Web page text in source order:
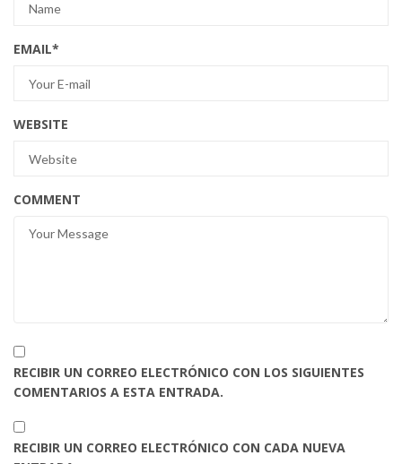
EMAIL*
WEBSITE
COMMENT
RECIBIR UN CORREO ELECTRÓNICO CON LOS SIGUIENTES
COMENTARIOS A ESTA ENTRADA.
RECIBIR UN CORREO ELECTRÓNICO CON CADA NUEVA